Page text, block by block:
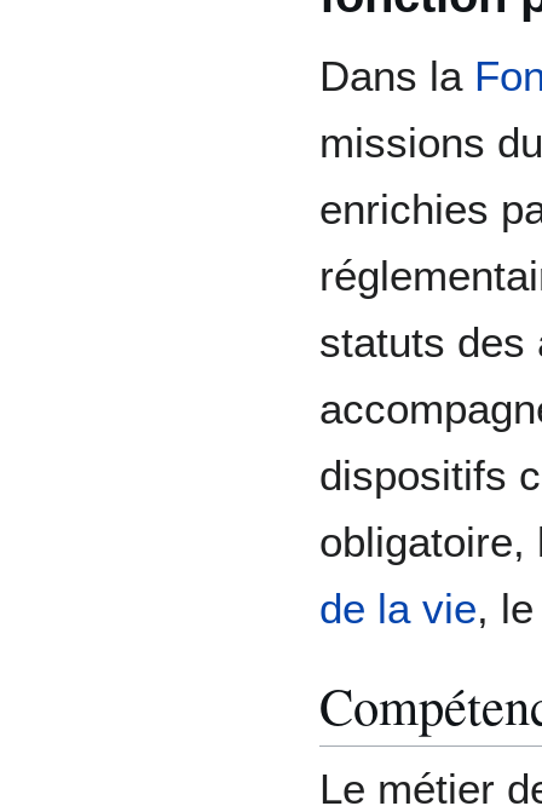
Dans la
missions
enrichies
statuts des
dispositifs
de la vie,
Le métier